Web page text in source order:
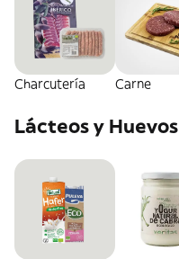
Charcutería Carne
Lácteos y Huevos